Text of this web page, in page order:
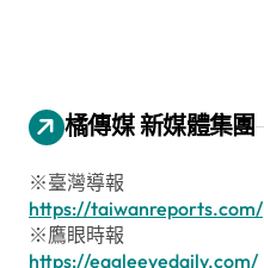
橘傳媒 新媒體集團
※臺灣導報
https://taiwanreports.com/
※鷹眼時報
https://eagleeyedaily.com/